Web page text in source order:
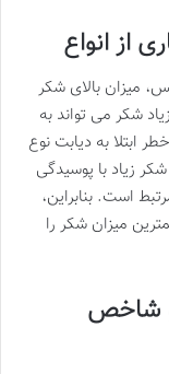
از انواع
میزان بالای شکر
شکر می تواند به
ابتلا به دیابت نوع
زیاد با پوسیدگی
است. بنابراین،
میزان شکر را
شاخص